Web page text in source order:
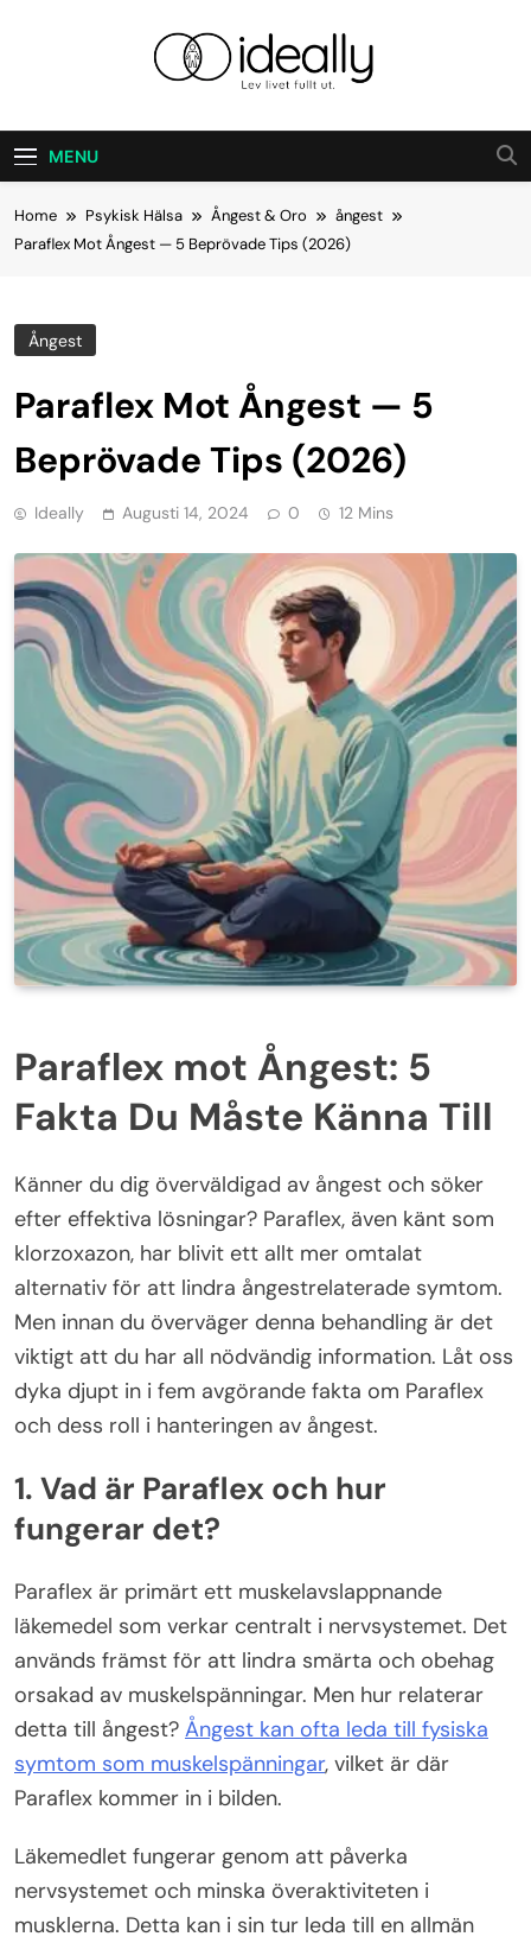
Ideally
MENU
Home Psykisk Hälsa Ångest & Oro
ångest
Paraflex Mot Ångest — 5 Beprövade Tips (2026)
Ångest
Paraflex Mot Ångest — 5
Beprövade Tips (2026)
Ideally Augusti 14, 2024 0 12 Mins
Paraflex mot Ångest: 5
Fakta Du Måste Känna Till
Känner du dig överväldigad av ångest och söker
efter effektiva lösningar? Paraflex, även känt som
klorzoxazon, har blivit ett allt mer omtalat
alternativ för att lindra ångestrelaterade symtom.
Men innan du överväger denna behandling är det
viktigt att du har all nödvändig information. Låt oss
dyka djupt in i fem avgörande fakta om Paraflex
och dess roll i hanteringen av ångest.
1. Vad är Paraflex och hur
fungerar det?
Paraflex är primärt ett muskelavslappnande
läkemedel som verkar centralt i nervsystemet. Det
används främst för att lindra smärta och obehag
orsakad av muskelspänningar. Men hur relaterar
detta till ångest? Ångest kan ofta leda till fysiska
symtom som muskelspänningar, vilket är där
Paraflex kommer in i bilden.
Läkemedlet fungerar genom att påverka
nervsystemet och minska överaktiviteten i
musklerna. Detta kan i sin tur leda till en allmän